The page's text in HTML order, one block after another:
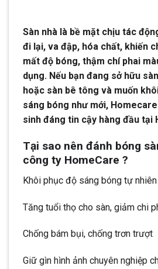
Sàn nhà là bề mặt chịu tác
đi lại, va đập, hóa chất, khiến
mất độ bóng, thậm chí phai
dụng. Nếu bạn đang sở hữu
hoặc sàn bê tông và muốn
sáng bóng như mới,
sinh đáng tin cậy hàng đầu tại
Tại sao nên đánh bóng
công ty HomeCare ?
Khôi phục độ sáng bóng tự nhiên
Tăng tuổi thọ cho sàn, giảm chi
Chống bám bụi, chống trơn trượt
Giữ gìn hình ảnh chuyên nghiệp